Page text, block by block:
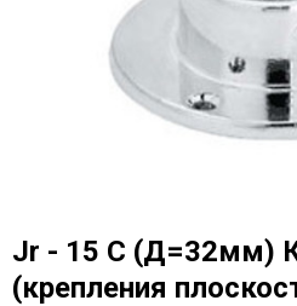
Jr - 15 С (Д=32мм) Консоль
(крепления